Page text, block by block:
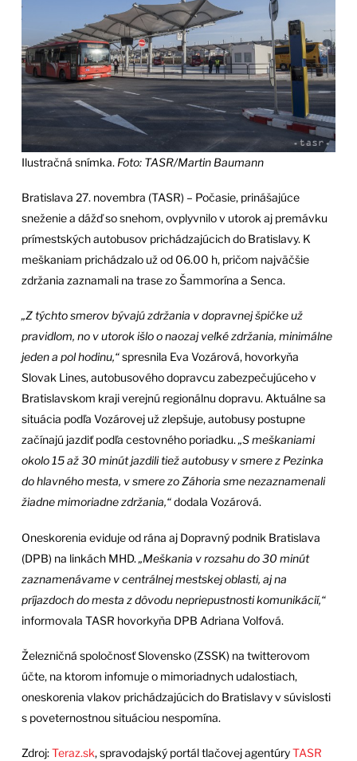
Ilustračná snímka. Foto: TASR/Martin Baumann
Bratislava 27. novembra (TASR) – Počasie, prinášajúce
sneženie a dážď so snehom, ovplyvnilo v utorok aj premávku
prímestských autobusov prichádzajúcich do Bratislavy. K
meškaniam prichádzalo už od 06.00 h, pričom najväčšie
zdržania zaznamali na trase zo Šammorína a Senca.
„Z týchto smerov bývajú zdržania v dopravnej špičke už
pravidlom, no v utorok išlo o naozaj veľké zdržania, minimálne
jeden a pol hodinu,“spresnila Eva Vozárová, hovorkyňa
Slovak Lines, autobusového dopravcu zabezpečujúceho v
Bratislavskom kraji verejnú regionálnu dopravu. Aktuálne sa
situácia podľa Vozárovej už zlepšuje, autobusy postupne
začínajú jazdiť podľa cestovného poriadku.„S meškaniami
okolo 15 až 30 minút jazdili tiež autobusy v smere z Pezinka
do hlavného mesta, v smere zo Záhoria sme nezaznamenali
žiadne mimoriadne zdržania,“dodala Vozárová.
Oneskorenia eviduje od rána aj Dopravný podnik Bratislava
(DPB) na linkách MHD. „Meškania v rozsahu do 30 minút
zaznamenávame v centrálnej mestskej oblasti, aj na
príjazdoch do mesta z dôvodu nepriepustnosti komunikácií,“
informovala TASR hovorkyňa DPB Adriana Volfová.
Železničná spoločnosť Slovensko (ZSSK) na twitterovom
účte, na ktorom infomuje o mimoriadnych udalostiach,
oneskorenia vlakov prichádzajúcich do Bratislavy v súvislosti
s poveternostnou situáciou nespomína.
Zdroj:Teraz.sk, spravodajský portál tlačovej agentúryTASR